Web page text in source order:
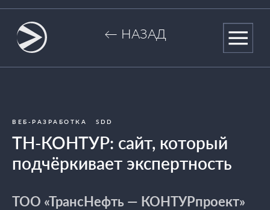
ВЕБ-РАЗРАБОТКА SDD
ТН-КОНТУР: сайт, который
подчёркивает экспертность
ТОО «ТрансНефть — КОНТУРпроект»